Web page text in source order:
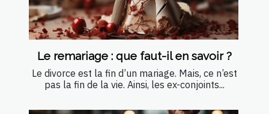
Le remariage : que faut-il en savoir ?
Le divorce est la fin d’un mariage. Mais, ce n’est
pas la fin de la vie. Ainsi, les ex-conjoints...